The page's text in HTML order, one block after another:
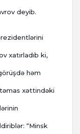
deyib.
xatırladıb ki,
həm
xəttindəki
“Minsk